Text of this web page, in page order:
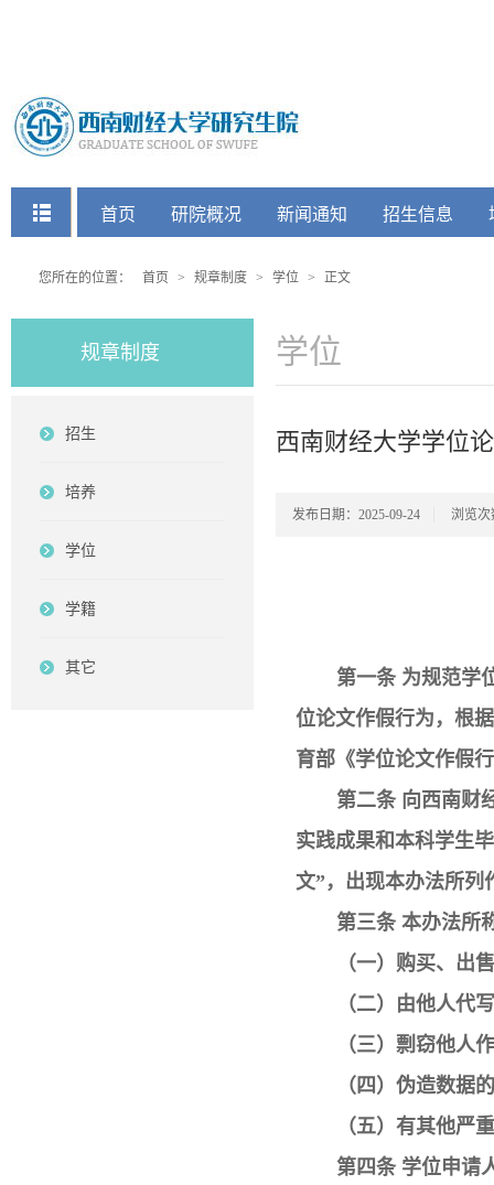
快捷菜单
首页 研院概况 新闻通知 招生信息
您所在的位置： 首页 > 规章制度 > 学位 > 正文
规章制度
招生
培养
学位
学籍
其它
学位
西南财经大学学位
发布日期：2025-09-24 浏览次
第一条 为规范学
位论文作假行为，根
育部《学位论文作假
第二条 向西南财
实践成果和本科学生
文”，出现本办法所列
第三条 本办法所
（一）购买、出
（二）由他人代
（三）剽窃他人
（四）伪造数据
（五）有其他严
第四条 学位申请